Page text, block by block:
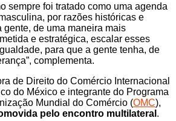
sempre foi tratado como uma agenda
por razões históricas e
gente, de uma maneira mais
e estratégica, escalar esses
para que a gente tenha, de
complementa.
de Direito do Comércio Internacional
do México e integrante do Programa
Mundial do Comércio (OMC),
pelo encontro multilateral .